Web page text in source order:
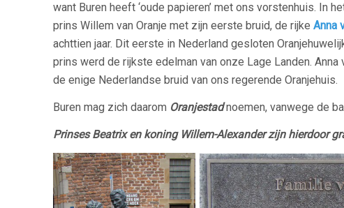
want Buren heeft ‘oude papieren’ met ons vorstenhuis. In
prins Willem van Oranje met zijn eerste bruid, de rijke Anna
achttien jaar. Dit eerste in Nederland gesloten
prins werd de rijkste edelman van onze Lage Landen.
de enige Nederlandse bruid van ons regerende Oranjehuis.
Buren mag zich daarom Oranjestadnoemen, vanwege de
Prinses Beatrix en koning Willem-Alexander zijn hierdoor